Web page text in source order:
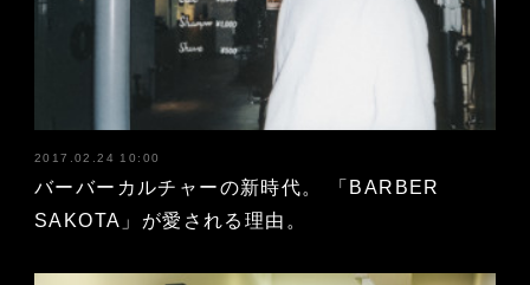
2017.02.24 10:00
バーバーカルチャーの新時代。 「BARBER
SAKOTA」が愛される理由。